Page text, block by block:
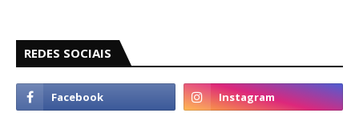
REDES SOCIAIS